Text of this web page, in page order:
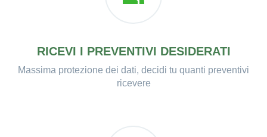
RICEVI I PREVENTIVI DESIDERATI
Massima protezione dei dati, decidi tu quanti preventivi
ricevere